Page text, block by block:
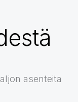
asenteita